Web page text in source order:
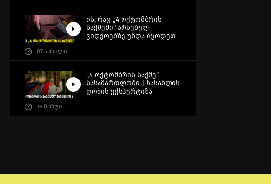
ის, რაც „4 ოქტომბრის
საქმეში" არსებულ
ვიდეოებზე უნდა იცოდეთ
07 აპრილი
„4 ოქტომბრის საქმე“
სასამართლოში | სასახლის
ღობის ექსპერტიზა
19 მარტი